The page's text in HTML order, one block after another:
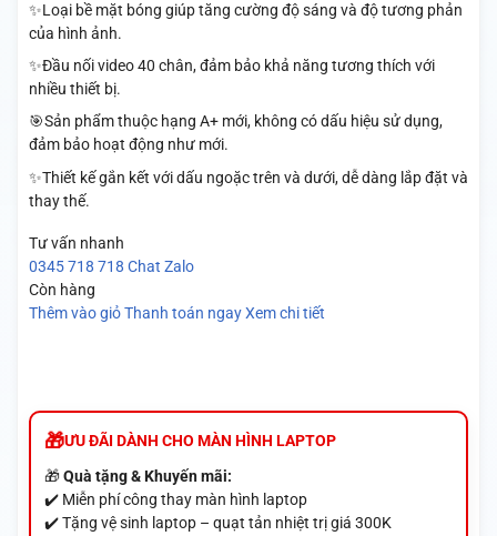
✨Loại bề mặt bóng giúp tăng cường độ sáng và độ tương phản
của hình ảnh.
✨Đầu nối video 40 chân, đảm bảo khả năng tương thích với
nhiều thiết bị.
🎯Sản phẩm thuộc hạng A+ mới, không có dấu hiệu sử dụng,
đảm bảo hoạt động như mới.
✨Thiết kế gắn kết với dấu ngoặc trên và dưới, dễ dàng lắp đặt và
thay thế.
Tư vấn nhanh
0345 718 718 Chat Zalo
Còn hàng
Thêm vào giỏ Thanh toán ngay Xem chi tiết
ƯU ĐÃI DÀNH CHO MÀN HÌNH LAPTOP
🎁Quà tặng & Khuyến mãi:
✔️ Miễn phí công thay màn hình laptop
✔️ Tặng vệ sinh laptop – quạt tản nhiệt trị giá 300K